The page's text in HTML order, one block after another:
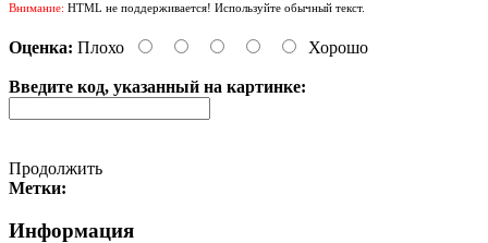
Внимание: HTML не поддерживается! Используйте обычный текст.
Оценка: Плохо Хорошо
Введите код, указанный на картинке:
Продолжить
Метки:
Информация